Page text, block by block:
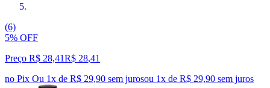
(6)
5% OFF
Preço R$ 28,41R$ 28,41
no Pix Ou 1x de R$ 29,90 sem jurosou 1x de R$ 29,90 sem juros